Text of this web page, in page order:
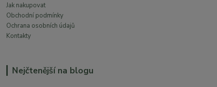
Jak nakupovat
Obchodní podmínky
Ochrana osobních údajů
Kontakty
Nejčtenější na blogu